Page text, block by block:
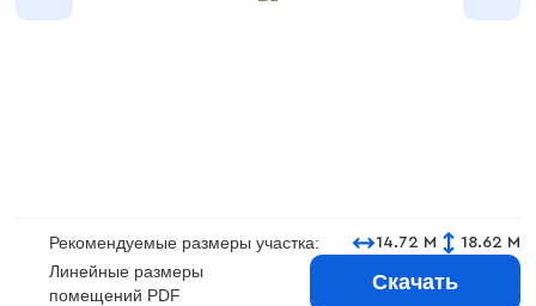
Рекомендуемые размеры участка: 14.72 М 18.62 М
Линейные размеры
помещений PDF
Скачать